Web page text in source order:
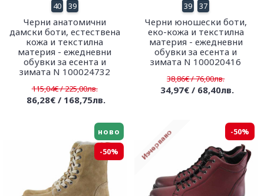
40 39
Черни анатомични
дамски боти, естествена
кожа и текстилна
материя - ежедневни
обувки за есента и
зимата N 100024732
115,04€ / 225,00лв.
86,28€ / 168,75лв.
39 37
Черни юношески боти,
еко-кожа и текстилна
материя - ежедневни
обувки за есента и
зимата N 100020416
38,86€ / 76,00лв.
34,97€ / 68,40лв.
ново
-50%
-50%